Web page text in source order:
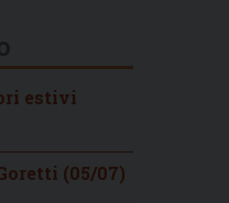
estivi
(05/07)